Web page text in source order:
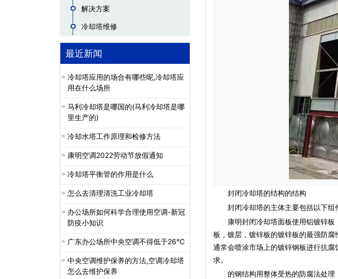
解决方案
冷却塔维修
最近新闻
冷却塔应用的场合有哪些呢,冷却塔应
用在什么场所
马利冷却塔是哪国的(马利冷却塔是哪
里生产的)
冷却水塔工作原理和检修方法
康明空调2022劳动节放假通知
冷却塔平衡管的作用是什么
怎么去清理清洗工业冷却塔
办公场所如何科学合理使用空调-新冠
防疫小知识
广东办公场所中央空调不得低于26℃
中央空调维护保养的方法,空调冷却塔
怎么去维护保养
封闭冷却塔的结构的结构
封闭冷却塔的主体主要包括以下组
康明封闭冷却塔面板使用铝镀锌板
板，镀层，镀锌板的镀锌板的最强防
通常会喷涂市场上的镀锌钢板进行抗
求。
的钢结构用整体受热的防腐法处理